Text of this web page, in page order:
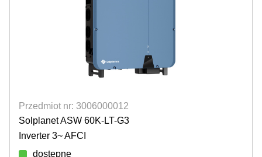
Przedmiot nr: 3006000012
Solplanet ASW 60K-LT-G3
Inverter 3~ AFCI
dostępne